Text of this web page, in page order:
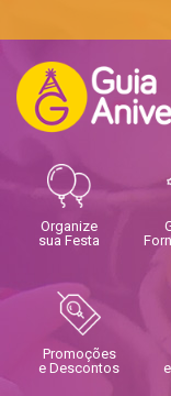
Organize
sua Festa
Promoções
e Descontos